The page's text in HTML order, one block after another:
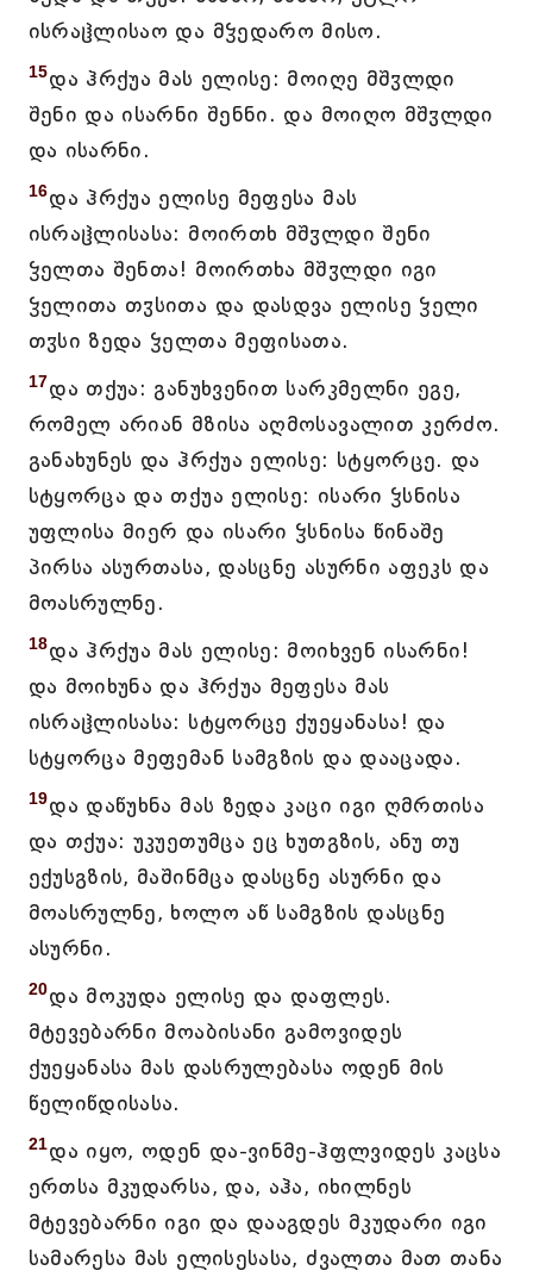
ისრაჱლისაო და მჴედარო მისო.
15და ჰრქუა მას ელისე: მოიღე მშჳლდი
შენი და ისარნი შენნი. და მოიღო მშჳლდი
და ისარნი.
16და ჰრქუა ელისე მეფესა მას
ისრაჱლისასა: მოირთხ მშჳლდი შენი
ჴელთა შენთა! მოირთხა მშჳლდი იგი
ჴელითა თჳსითა და დასდვა ელისე ჴელი
თჳსი ზედა ჴელთა მეფისათა.
17და თქუა: განუხვენით სარკმელნი ეგე,
რომელ არიან მზისა აღმოსავალით კერძო.
განახუნეს და ჰრქუა ელისე: სტყორცე. და
სტყორცა და თქუა ელისე: ისარი ჴსნისა
უფლისა მიერ და ისარი ჴსნისა წინაშე
პირსა ასურთასა, დასცნე ასურნი აფეკს და
მოასრულნე.
18და ჰრქუა მას ელისე: მოიხვენ ისარნი!
და მოიხუნა და ჰრქუა მეფესა მას
ისრაჱლისასა: სტყორცე ქუეყანასა! და
სტყორცა მეფემან სამგზის და დააცადა.
19და დაწუხნა მას ზედა კაცი იგი ღმრთისა
და თქუა: უკუეთუმცა ეც ხუთგზის, ანუ თუ
ექუსგზის, მაშინმცა დასცნე ასურნი და
მოასრულნე, ხოლო აწ სამგზის დასცნე
ასურნი.
20და მოკუდა ელისე და დაფლეს.
მტევებარნი მოაბისანი გამოვიდეს
ქუეყანასა მას დასრულებასა ოდენ მის
წელიწდისასა.
21და იყო, ოდენ და-ვინმე-ჰფლვიდეს კაცსა
ერთსა მკუდარსა, და, აჰა, იხილნეს
მტევებარნი იგი და დააგდეს მკუდარი იგი
სამარესა მას ელისესასა, ძვალთა მათ თანა